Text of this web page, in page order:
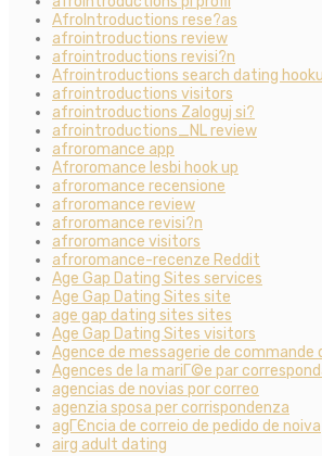
AfroIntroductions rese?as
afrointroductions review
afrointroductions revisi?n
Afrointroductions search dating
afrointroductions visitors
afrointroductions Zaloguj si?
afrointroductions_NL review
afroromance app
Afroromance lesbi hook up
afroromance recensione
afroromance review
afroromance revisi?n
afroromance visitors
afroromance-recenze Reddit
Age Gap Dating Sites services
Age Gap Dating Sites site
age gap dating sites sites
Age Gap Dating Sites visitors
Agence de messagerie de commande
Agences de la mariГ©e par
agencias de novias por correo
agenzia sposa per corrispondenza
agГЄncia de correio de pedido de noiva
airg adult dating